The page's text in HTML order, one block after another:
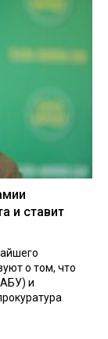
и ставит
о том, что
и